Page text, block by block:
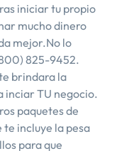
iniciar tu propio
mucho dinero
mejor.No lo
825-9452.
brindara la
inciar TU negocio.​
paquetes de
incluye la pesa
para que